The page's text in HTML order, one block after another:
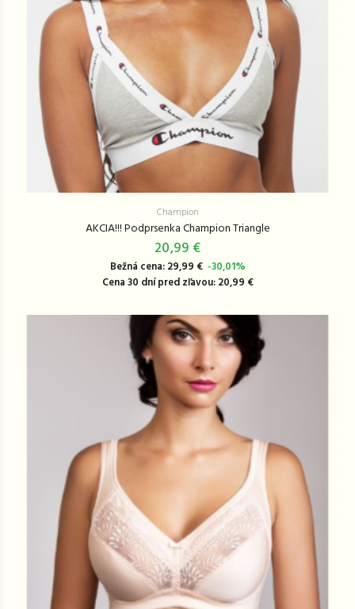
Champion
AKCIA!!! Podprsenka Champion Triangle
20,99 €
Bežná cena: 29,99 € -30,01%
Cena 30 dní pred zľavou: 20,99 €